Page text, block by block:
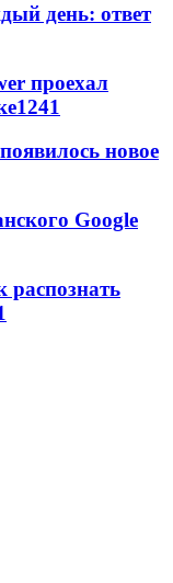
день: ответ
проехал
1241
новое
Google